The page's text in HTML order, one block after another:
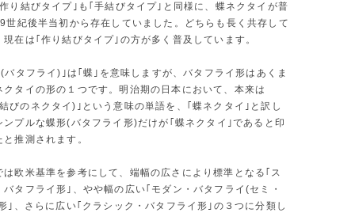
り結びタイプ｣も｢手結びタイプ｣と同様に、蝶ネクタイが普
世紀後半当初から存在していました。どちらも長く共存して
現在は｢作り結びタイプ｣の方が多く普及しています。
タフライ)｣は｢蝶｣を意味しますが、バタフライ形はあくま
クタイの形の１つです。明治期の日本において、本来は
びのネクタイ)｣という意味の単語を、｢蝶ネクタイ｣と訳し
ンプルな蝶形(バタフライ形)だけが｢蝶ネクタイ｣であると印
推測されます。
は欧米基準を参考にして、端幅の広さにより標準となる｢ス
バタフライ形｣、やや幅の広い｢モダン・バタフライ(セミ・
｣、さらに広い｢クラシック・バタフライ形｣の３つに分類し